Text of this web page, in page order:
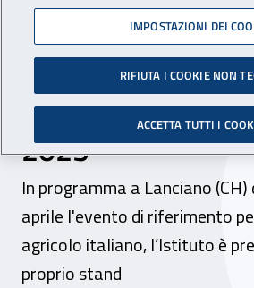
Abruzzo, al via la
edizione della
nazionale
2025
In programma a Lanciano (CH)
aprile l'evento di riferimento
agricolo italiano, l’Istituto è
proprio stand
IMPOSTAZIONI DEI
RIFIUTA I COOKIE NON
ACCETTA TUTTI I